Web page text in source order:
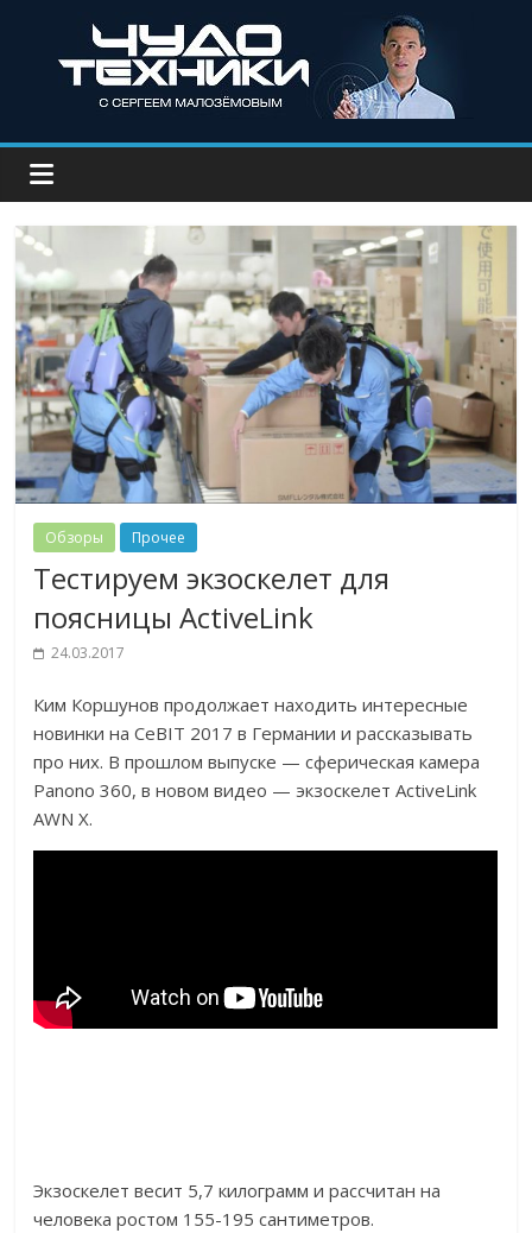
Обзоры Прочее
Тестируем экзоскелет для
поясницы ActiveLink
24.03.2017
Ким Коршунов продолжает находить интересные
новинки на CeBIT 2017 в Германии и рассказывать
про них. В прошлом выпуске — сферическая камера
Panono 360, в новом видео — экзоскелет ActiveLink
AWN X.
Экзоскелет весит 5,7 килограмм и рассчитан на
человека ростом 155-195 сантиметров.